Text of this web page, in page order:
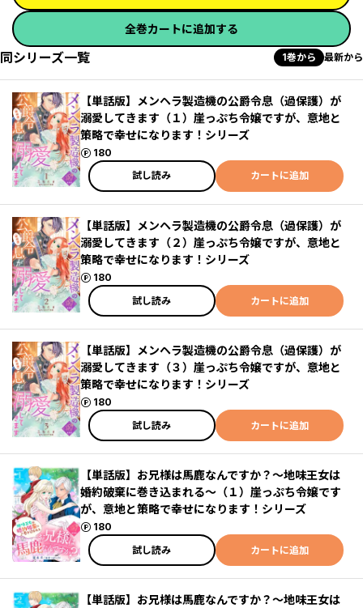
全巻カートに追加する
同シリーズ一覧 1巻から 最新から
【単話版】メンヘラ製造機の公爵令息（過保護）が
溺愛してきます（１）崖っぷち令嬢ですが、意地と
策略で幸せになります！シリーズ
180
ポイント
試し読み
カートに追加
【単話版】メンヘラ製造機の公爵令息（過保護）が
溺愛してきます（２）崖っぷち令嬢ですが、意地と
策略で幸せになります！シリーズ
180
ポイント
試し読み
カートに追加
【単話版】メンヘラ製造機の公爵令息（過保護）が
溺愛してきます（３）崖っぷち令嬢ですが、意地と
策略で幸せになります！シリーズ
180
ポイント
試し読み
カートに追加
【単話版】お兄様は馬鹿なんですか？～地味王女は
婚約破棄に巻き込まれる～（１）崖っぷち令嬢です
が、意地と策略で幸せになります！シリーズ
180
ポイント
試し読み
カートに追加
【単話版】お兄様は馬鹿なんですか？～地味王女は